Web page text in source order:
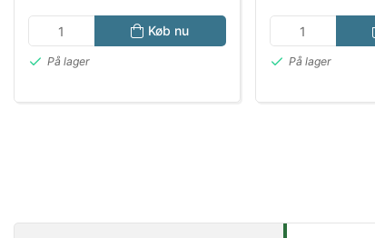
Køb nu
På lager På lager